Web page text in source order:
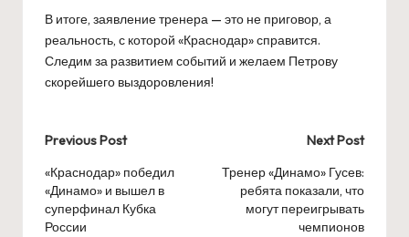
В итоге, заявление тренера — это не приговор, а
реальность, с которой «Краснодар» справится.
Следим за развитием событий и желаем Петрову
скорейшего выздоровления!
Post
navigation
Previous Post
«Краснодар» победил
«Динамо» и вышел в
суперфинал Кубка
России
Next Post
Тренер «Динамо» Гусев:
ребята показали, что
могут переигрывать
чемпионов